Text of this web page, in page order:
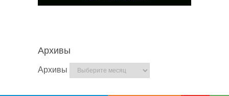
Архивы
Архивы